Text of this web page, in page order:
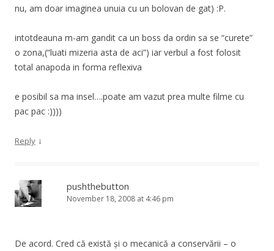
nu, am doar imaginea unuia cu un bolovan de gat) :P.
intotdeauna m-am gandit ca un boss da ordin sa se “curete”
o zona,(“luati mizeria asta de aci”) iar verbul a fost folosit
total anapoda in forma reflexiva
e posibil sa ma insel….poate am vazut prea multe filme cu
pac pac :))))
Reply ↓
pushthebutton
November 18, 2008 at 4:46 pm
De acord. Cred că există și o mecanică a conservării – o